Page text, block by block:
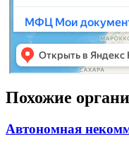
Похожие
Автономная